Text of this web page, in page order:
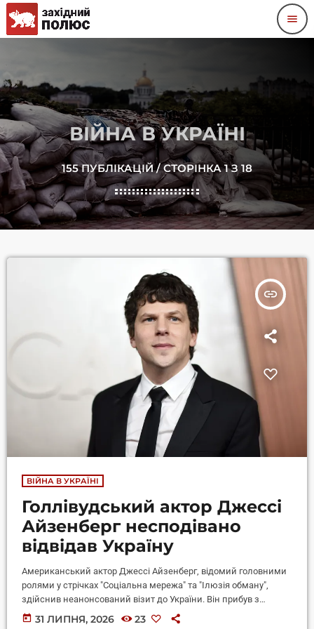
menu
ВІЙНА В УКРАЇНІ
155 ПУБЛІКАЦІЙ / СТОРІНКА 1 З 18
insert_link
ВІЙНА В УКРАЇНІ
Голлівудський актор Джессі
Айзенберг несподівано
відвідав Україну
Американський актор Джессі Айзенберг, відомий головними
ролями у стрічках "Соціальна мережа" та "Ілюзія обману",
здійснив неанонсований візит до України. Він прибув з
гуманітарною місією. Фото з Джессі Айзенбергом було
today 31 ЛИПНЯ, 2026 23